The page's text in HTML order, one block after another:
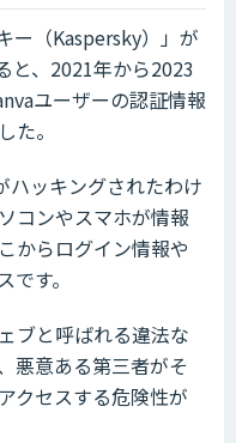
ー（Kaspersky）」が
と、2021年から2023
ユーザーの認証情報
た。
ハッキングされたわけ
コンやスマホが情報
からログイン情報や
す。
ブと呼ばれる違法な
悪意ある第三者がそ
クセスする危険性が